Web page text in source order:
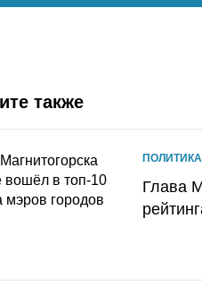
также
ПОЛИТИКА
Глава